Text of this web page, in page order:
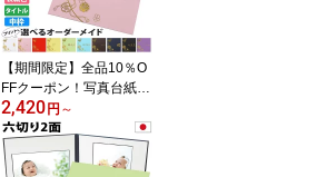
式 卒業式 七五三 記念写
真 日本製
【期間限定】全品10％O
FFクーポン！写真台紙 2
L 2面 日本製 高級 アルバ
ム 中枠付き 表紙カラー
選べる 結婚式 七五三 お
宮参り 成人式 ベビー 写
2,420円 ～